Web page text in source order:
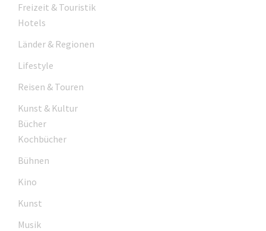
Freizeit & Touristik
Hotels
Länder & Regionen
Lifestyle
Reisen & Touren
Kunst & Kultur
Bücher
Kochbücher
Bühnen
Kino
Kunst
Musik